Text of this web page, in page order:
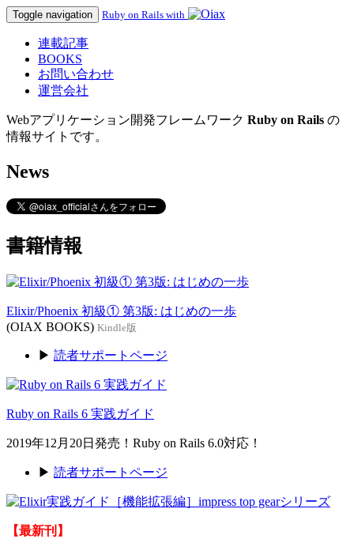
Toggle navigation Ruby on Rails with
連載記事
BOOKS
お問い合わせ
運営会社
Webアプリケーション開発フレームワーク Ruby on Rails の
情報サイトです。
News
書籍情報
Elixir/Phoenix 初級① 第3版: はじめの一歩
(OIAX BOOKS) Kindle版
▶ 読者サポートページ
Ruby on Rails 6 実践ガイド
2019年12月20日発売！Ruby on Rails 6.0対応！
▶ 読者サポートページ
【最新刊】